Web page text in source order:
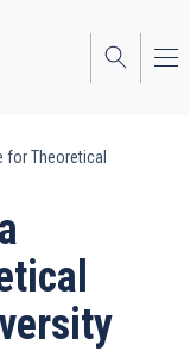
for Theoretical